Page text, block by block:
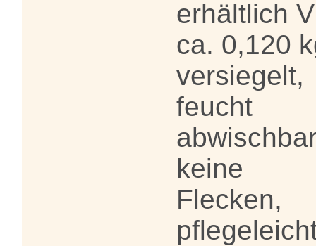
erhältlich
ca. 0,120
versiegelt,
feucht
keine
Flecken,